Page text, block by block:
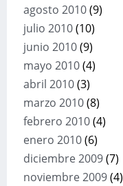
agosto 2010(9)
julio 2010(10)
junio 2010(9)
mayo 2010(4)
abril 2010(3)
marzo 2010(8)
febrero 2010(4)
enero 2010(6)
diciembre 2009(7)
noviembre 2009(4)